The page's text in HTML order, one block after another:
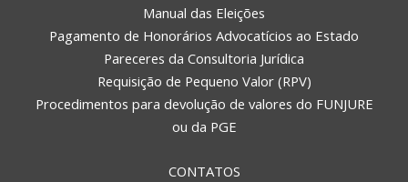
Manual das Eleições
Pagamento de Honorários Advocatícios ao Estado
Pareceres da Consultoria Jurídica
Requisição de Pequeno Valor (RPV)
Procedimentos para devolução de valores do FUNJURE
ou da PGE
CONTATOS